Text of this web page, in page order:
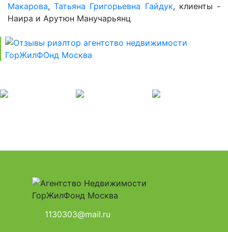
Макарова,Татьяна Григорьевна Гайдук, клиенты -
Наира и Арутюн Манучарьянц
1130303@mail.ru